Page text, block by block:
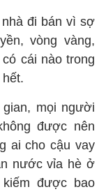
nhà đi bán vì sợ
vòng vàng,
cái nào trong
mọi người
được nên
ai cho cậu vay
nước vỉa hè ở
được bao